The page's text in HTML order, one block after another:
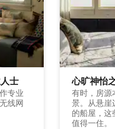
士
专业
线网
心旷神怡
有时，房源
景。从悬崖
的船屋，这
值得一住。